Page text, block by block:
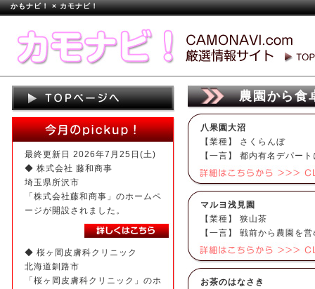
かもナビ！ × カモナビ！
農園から食
八果園大沼
【業種】 さくらんぼ
【一言】 都内有名デパー
マルヨ浅見園
【業種】 狭山茶
【一言】 戦前から農園を
お茶のはなさき
最終更新日 2026年7月25日(土)
◆ 株式会社 藤和商事
埼玉県所沢市
「株式会社藤和商事」のホームペ
ージが開設されました。
◆ 桜ヶ岡皮膚科クリニック
北海道釧路市
「桜ヶ岡皮膚科クリニック」のホ